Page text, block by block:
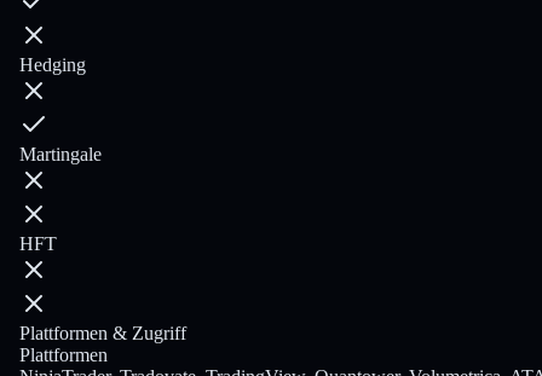
Hedging
Martingale
HFT
Plattformen & Zugriff
Plattformen